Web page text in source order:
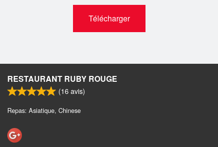
Télécharger
RESTAURANT RUBY ROUGE
(16avis)
Repas: Asiatique, Chinese